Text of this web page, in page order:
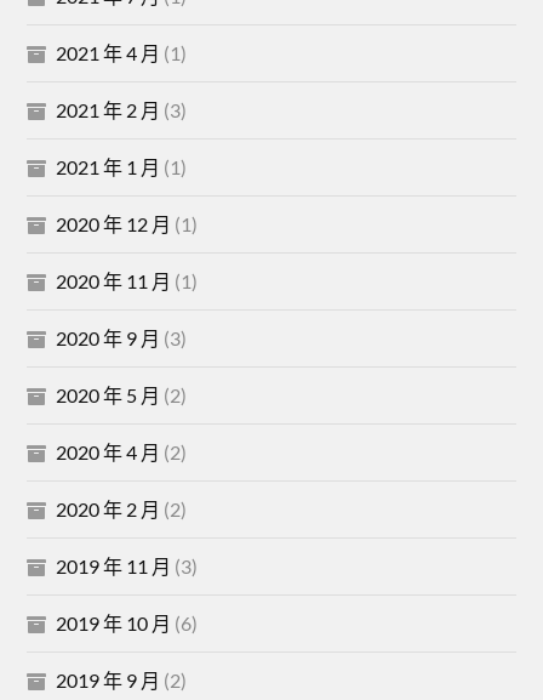
2021 年 4 月 (1)
2021 年 2 月 (3)
2021 年 1 月 (1)
2020 年 12 月 (1)
2020 年 11 月 (1)
2020 年 9 月 (3)
2020 年 5 月 (2)
2020 年 4 月 (2)
2020 年 2 月 (2)
2019 年 11 月 (3)
2019 年 10 月 (6)
2019 年 9 月 (2)